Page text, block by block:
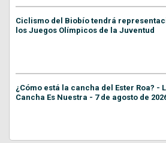
Ciclismo del Biobío tendrá
los Juegos Olímpicos de la Juventud
¿Cómo está la cancha del Ester Roa? -
Cancha Es Nuestra - 7 de agosto de